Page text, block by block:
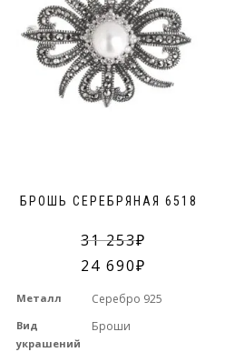
БРОШЬ СЕРЕБРЯНАЯ 6518
31 253
24 690
Металл Серебро 925
Вид
украшений
Броши